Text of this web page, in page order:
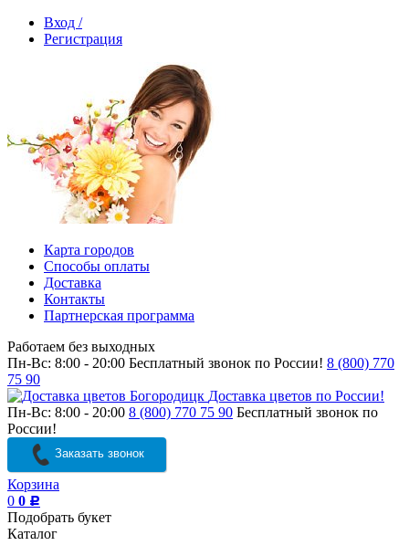
Вход /
Регистрация
Карта городов
Способы оплаты
Доставка
Контакты
Партнерская программа
Работаем без выходных
Пн-Вс: 8:00 - 20:00 Бесплатный звонок по России! 8 (800) 770
75 90
Доставка цветов по России!
Пн-Вс: 8:00 - 20:00 8 (800) 770 75 90 Бесплатный звонок по
России!
Заказать звонок
Корзина
0 0 Р
Подобрать букет
Каталог